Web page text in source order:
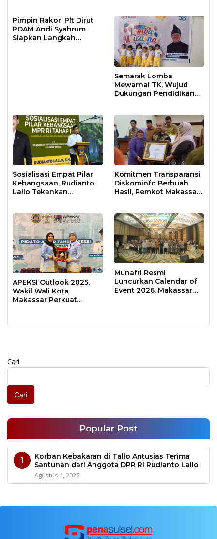
Pimpin Rakor, Plt Dirut
PDAM Andi Syahrum
Siapkan Langkah
Semarak Lomba
Mewarnai TK, Wujud
Dukungan Pendidikan
Sosialisasi Empat Pilar
Kebangsaan, Rudianto
Lallo Tekankan
Komitmen Transparansi
Diskominfo Berbuah
Hasil, Pemkot Makassar
APEKSI Outlook 2025,
Wakil Wali Kota
Makassar Perkuat
Munafri Resmi
Luncurkan Calendar of
Event 2026, Makassar
Cari
Cari
Popular Post
1
Korban Kebakaran di Tallo Antusias Terima
Santunan dari Anggota DPR RI Rudianto Lallo
Agustus 1, 2026